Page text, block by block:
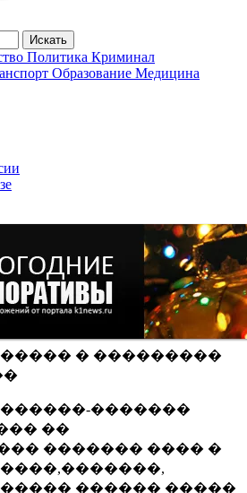
Политика Криминал
Образование Медицина
� ���������
�������
��
������� ���� �
������ �����